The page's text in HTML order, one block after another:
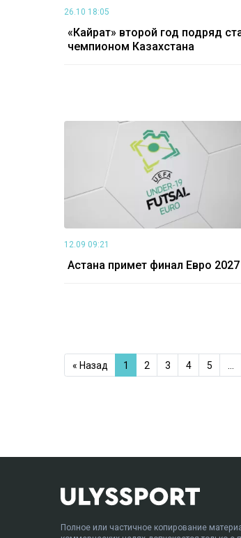
26.10 18:05
«Кайрат» второй год подряд
чемпионом Казахстана
12.09 09:21
Астана примет финал Евро 2027
« Назад 1 2 3 4 5
Полное или частичное копирование